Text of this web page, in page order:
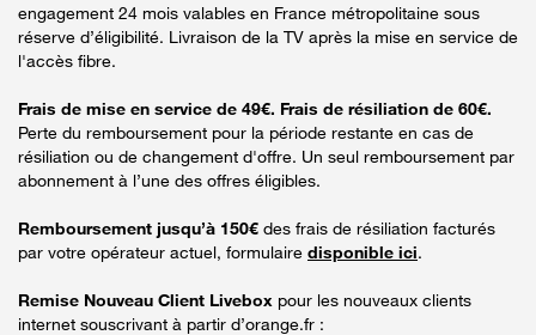
engagement 24 mois valables en France métropolitaine sous
réserve d’éligibilité. Livraison de la TV après la mise en service de
l'accès fibre.
Frais de mise en service de 49€. Frais de résiliation de 60€.
Perte du remboursement pour la période restante en cas de
résiliation ou de changement d'offre. Un seul remboursement par
abonnement à l’une des offres éligibles.
Remboursement jusqu’à 150€ des frais de résiliation facturés
par votre opérateur actuel, formulaire disponible ici.
Remise Nouveau Client Livebox pour les nouveaux clients
internet souscrivant à partir d’orange.fr :